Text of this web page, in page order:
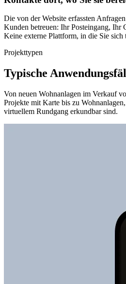
Die von der Website erfassten
Kunden betreuen: Ihr Posteingang, Ihr
Keine externe Plattform, in die Sie sich
Projekttypen
Typische
Von neuen Wohnanlagen im Verkauf
Projekte mit Karte bis zu
virtuellem Rundgang erkundbar sind.